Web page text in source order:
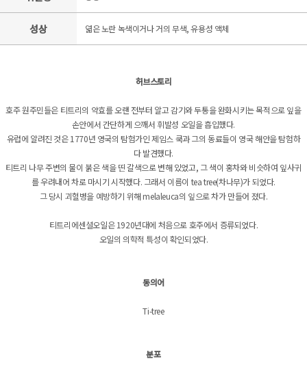
성상 엷은 노란 녹색이거나 거의 무색, 유용성 액체
허브스토리
호주 원주민들은 티트리의 약효를 오랜 전부터 알고 감기와 두통을 완화시키는 목적으로 잎을
손안에서 간단하게 으깨서 휘발성 오일을 흡입했다.
유럽에 알려진 것은 1770년 영국의 탐험가인 제임스 쿡과 그의 동료들이 영국 해안을 탐험하
다 발견했다.
티트리 나무 주변의 물이 붉은 색을 띤 갈색으로 변해 있었고, 그 색이 홍차와 비슷하여 잎사귀
를 우려내어 차로 마시기 시작했다. 그래서 이름이 tea tree(차나무)가 되었다.
그 당시 괴혈병을 예방하기 위해 melaleuca의 잎으로 차가 만들어 졌다.
티트리에센셜오일은 1920년대에 처음으로 호주에서 증류되었다.
오일의 의학적 특성이 확인되었다.
동의어
Ti-tree
분포